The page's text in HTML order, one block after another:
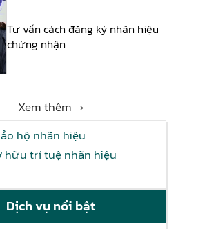
Tư vấn cách đăng ký nhãn hiệu
chứng nhận
Xem thêm →
hộ nhãn hiệu
hữu trí tuệ nhãn hiệu
Dịch vụ nổi bật